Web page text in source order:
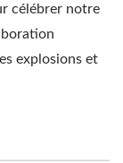
célébrer notre
explosions et